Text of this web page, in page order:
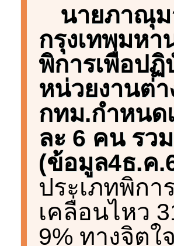
นายภาณุม
กรุงเทพมหา
พิการเพื่อปฏิ
หน่วยงานต่า
กทม.กำหนด
ละ 6 คน รว
(ข้อมูล4ธ.ค
ประเภทพิกา
เคลื่อนไหว
9% ทางจิต